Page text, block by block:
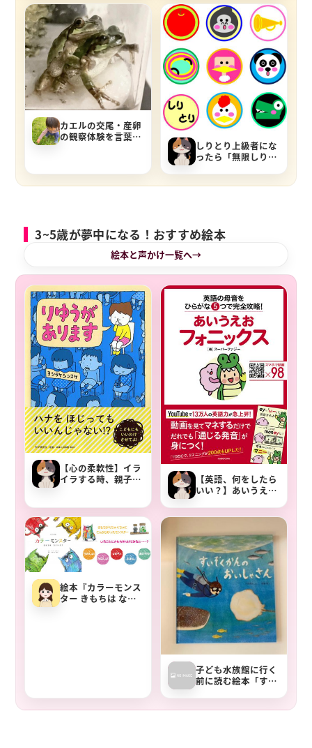
カエルの交尾・産卵
の観察体験を言葉で
しりとり上級者にな
ったら「無限しりと
3~5歳が夢中になる！おすすめ絵本
絵本と声かけ一覧へ
【心の柔軟性】イラ
イラする時、親子で
【英語、何をしたら
いい？】あいうえお
でたのしく】
絵本『カラーモンス
ター きもちは なに
子ども水族館に行く
前に読む絵本「すい